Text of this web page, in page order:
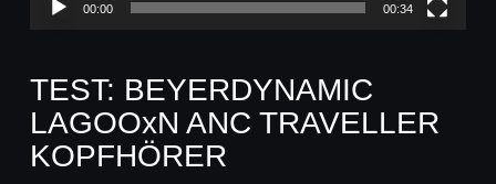
00:00 00:34
TEST: BEYERDYNAMIC
LAGOOxN ANC TRAVELLER
KOPFHÖRER